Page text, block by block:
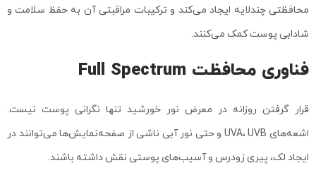
محافظتی چندلایه ایجاد می‌کند و ترکیبات مراقبتی آن به حفظ سلامت و
شادابی پوست کمک می‌کنند.
فناوری محافظت Full Spectrum
قرار گرفتن روزانه در معرض نور خورشید تنها نگرانی پوست نیست.
اشعه‌های UVA، UVB و حتی نور آبی ناشی از صفحه‌نمایش‌ها می‌توانند در
ایجاد لک، پیری زودرس و آسیب‌های پوستی نقش داشته باشند.